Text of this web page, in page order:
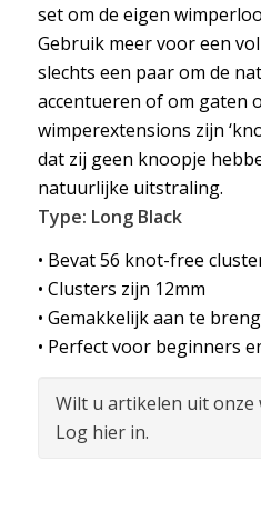
set om de eigen
Gebruik meer voor een
slechts een paar om de
accentueren of om gaten
wimperextensions zijn
dat zij geen knoopje
natuurlijke uitstraling.
Type: Long Black
• Bevat 56 knot-free
• Clusters zijn 12mm
• Gemakkelijk aan te
• Perfect voor beginners
Wilt u artikelen uit onze
Log hier in.